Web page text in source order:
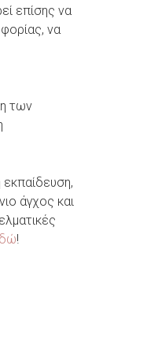
επίσης να
να
των
άγχος και
!